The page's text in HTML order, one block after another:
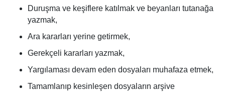
Duruşma ve keşiflere katılmak ve beyanları tutanağa
yazmak,
Ara kararları yerine getirmek,
Gerekçeli kararları yazmak,
Yargılaması devam eden dosyaları muhafaza etmek,
Tamamlanıp kesinleşen dosyaların arşive